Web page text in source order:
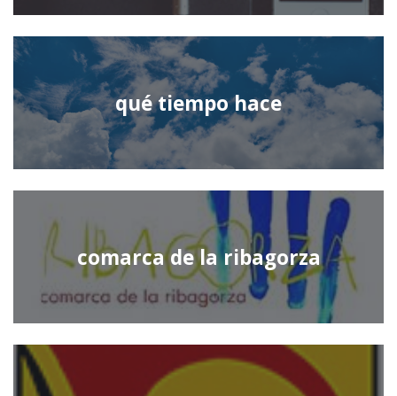
qué tiempo hace
comarca de la ribagorza